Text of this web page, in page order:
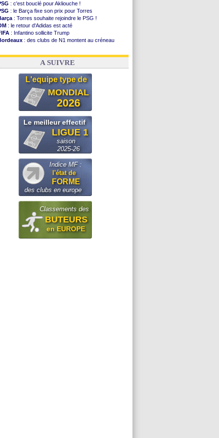
: c'est bouclé pour Akliouche !
: le Barça fixe son prix pour Torres
: Torres souhaite rejoindre le PSG !
: le retour d'Adidas est acté
: Infantino sollicite Trump
: des clubs de N1 montent au créneau
: le démenti de Leipzig pour Diomandé
A SUIVRE
L'equipe type de
MONDIAL
2026
Le meilleur effectif
LIGUE 1
saison
2025-26
Indice MF :
l'état de
FORME
des clubs en europe
Classements des
BUTEURS
en EUROPE